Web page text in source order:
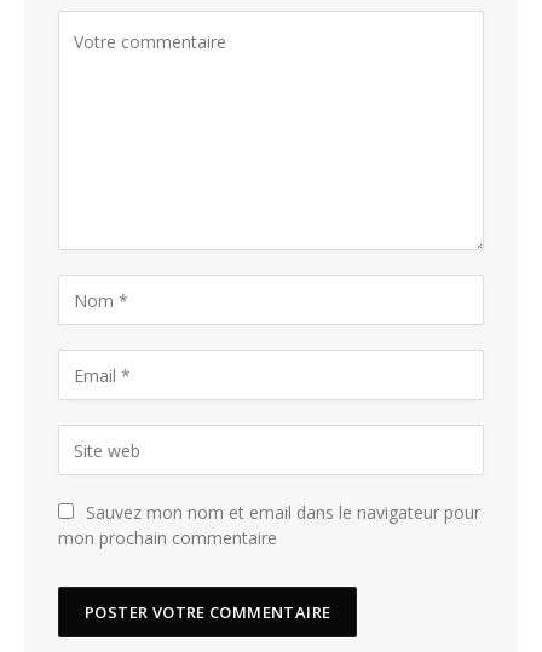
Sauvez mon nom et email dans le navigateur pour
mon prochain commentaire